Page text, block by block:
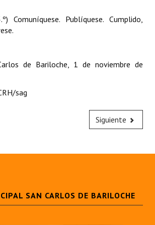
Comuníquese. Publíquese. Cumplido,
de Bariloche, 1 de noviembre de
sag
Siguiente
SAN CARLOS DE BARILOCHE